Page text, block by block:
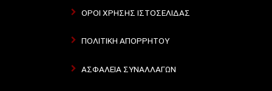
ΌΡΟΙ ΧΡΉΣΗΣ ΙΣΤΟΣΕΛΊΔΑΣ
ΠΟΛΙΤΙΚΉ ΑΠΟΡΡΉΤΟΥ
ΑΣΦΆΛΕΙΑ ΣΥΝΑΛΛΑΓΏΝ